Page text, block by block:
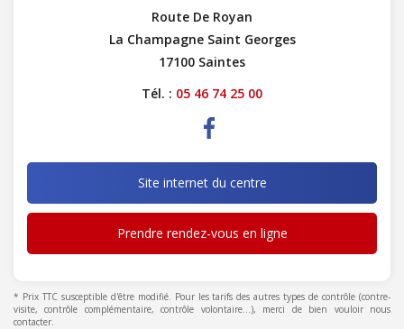
Route De Royan
La Champagne Saint Georges
17100 Saintes
Tél. : 05 46 74 25 00
Site internet du centre
Prendre rendez-vous en ligne
* Prix TTC susceptible d'être modifié. Pour les tarifs des autres types de contrôle (contre-
visite, contrôle complémentaire, contrôle volontaire...), merci de bien vouloir nous
contacter.